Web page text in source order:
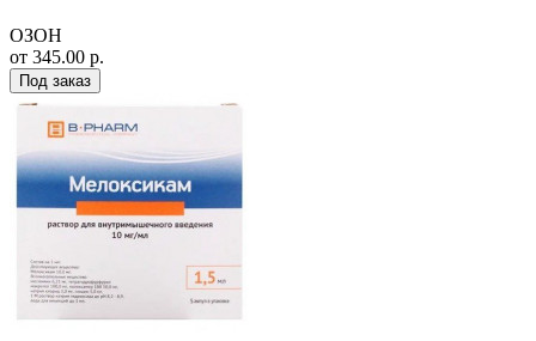
ОЗОН
от 345.00 р.
Под заказ